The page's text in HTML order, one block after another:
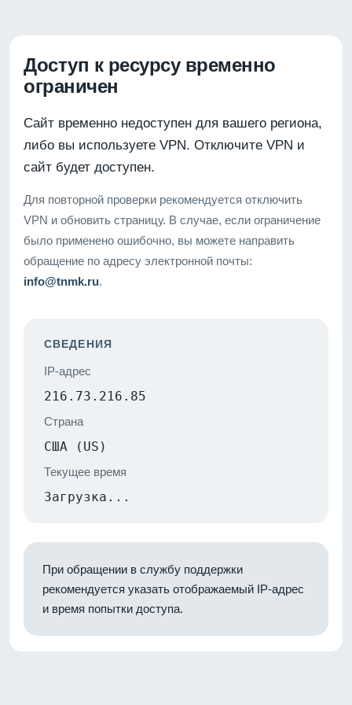
Доступ к ресурсу временно
ограничен
Сайт временно недоступен для вашего региона,
либо вы используете VPN. Отключите VPN и
сайт будет доступен.
Для повторной проверки рекомендуется отключить
VPN и обновить страницу. В случае, если ограничение
было применено ошибочно, вы можете направить
обращение по адресу электронной почты:
info@tnmk.ru.
СВЕДЕНИЯ
IP-адрес
216.73.216.85
Страна
США (US)
Текущее время
Загрузка...
При обращении в службу поддержки
рекомендуется указать отображаемый IP-адрес
и время попытки доступа.